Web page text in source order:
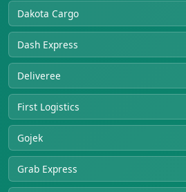
Dakota Cargo
Dash Express
Deliveree
First Logistics
Gojek
Grab Express